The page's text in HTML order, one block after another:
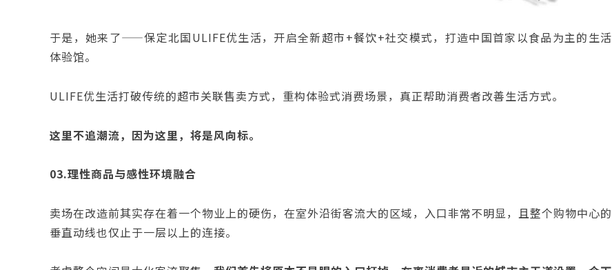
于是，她来了——保定北国ULIFE优生活，开启全新超市+餐饮+社交模式，打造中国首家以食品为主的生活
体验馆。
ULIFE优生活打破传统的超市关联售卖方式，重构体验式消费场景，真正帮助消费者改善生活方式。
这里不追潮流，因为这里，将是风向标。
03.理性商品与感性环境融合
卖场在改造前其实存在着一个物业上的硬伤，在室外沿街客流大的区域，入口非常不明显，且整个购物中心的
垂直动线也仅止于一层以上的连接。